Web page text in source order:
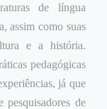
de língua
assim como suas
e a história.
pedagógicas
já que
de